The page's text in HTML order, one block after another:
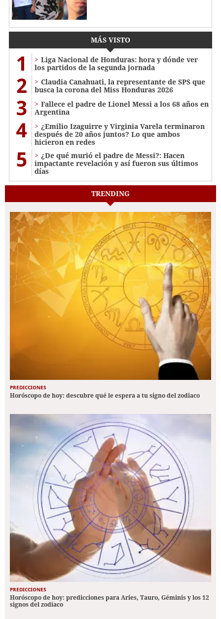
MÁS VISTO
1
Liga Nacional de Honduras: hora y dónde ver
los partidos de la segunda jornada
2
Claudia Canahuati, la representante de SPS que
busca la corona del Miss Honduras 2026
3
Fallece el padre de Lionel Messi a los 68 años en
Argentina
4
¿Emilio Izaguirre y Virginia Varela terminaron
después de 20 años juntos? Lo que ambos
hicieron en redes
5
¿De qué murió el padre de Messi?: Hacen
impactante revelación y así fueron sus últimos
días
TRENDING
PREDICCIONES
Horóscopo de hoy: descubre qué le espera a tu signo del zodiaco
PREDICCIONES
Horóscopo de hoy: predicciones para Aries, Tauro, Géminis y los 12
signos del zodiaco